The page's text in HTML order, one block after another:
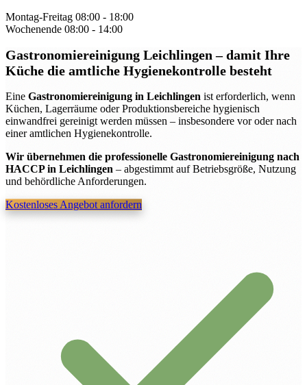
Montag-Freitag 08:00 - 18:00
Wochenende 08:00 - 14:00
Gastronomiereinigung Leichlingen– damit Ihre
Küche die amtliche Hygienekontrolle besteht
Eine Gastronomiereinigung in Leichlingen ist erforderlich, wenn
Küchen, Lagerräume oder Produktionsbereiche hygienisch
einwandfrei gereinigt werden müssen – insbesondere vor oder nach
einer amtlichen Hygienekontrolle.
Wir übernehmen die professionelle Gastronomiereinigung nach
HACCP in Leichlingen – abgestimmt auf Betriebsgröße, Nutzung
und behördliche Anforderungen.
Kostenloses Angebot anfordern